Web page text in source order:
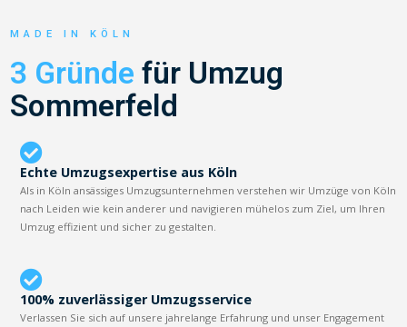
MADE IN KÖLN
3 Gründe für Umzug
Sommerfeld
Echte Umzugsexpertise aus Köln
Als in Köln ansässiges Umzugsunternehmen verstehen wir Umzüge von Köln
nach Leiden wie kein anderer und navigieren mühelos zum Ziel, um Ihren
Umzug effizient und sicher zu gestalten.
100% zuverlässiger Umzugsservice
Verlassen Sie sich auf unsere jahrelange Erfahrung und unser Engagement